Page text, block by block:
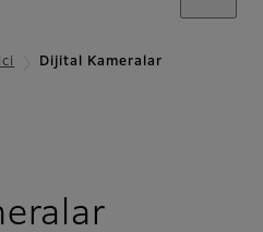
Dijital Kameralar